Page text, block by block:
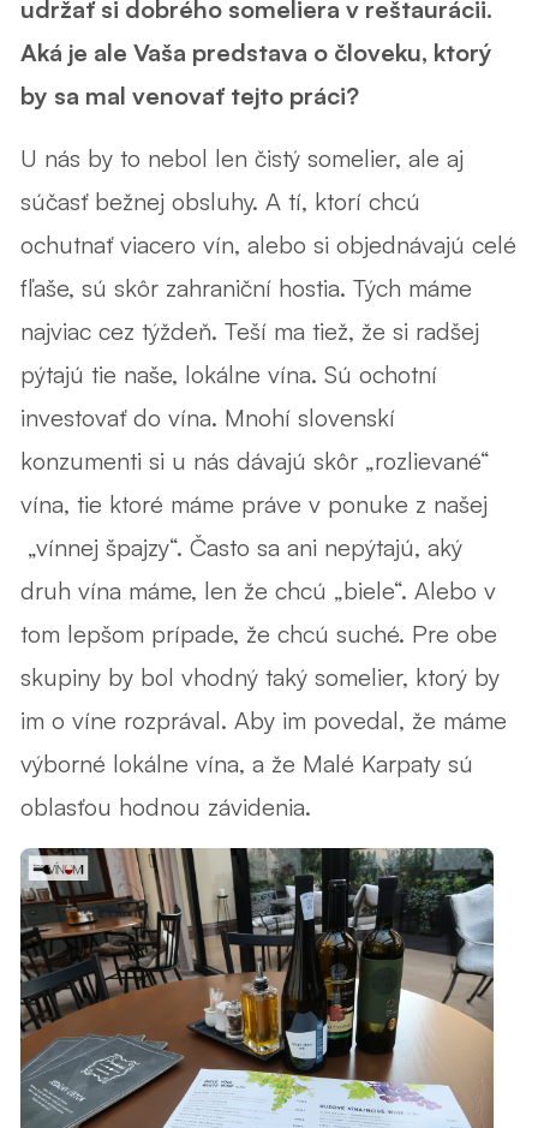
udržať si dobrého someliera v reštaurácii.
Aká je ale Vaša predstava o človeku, ktorý
by sa mal venovať tejto práci?
U nás by to nebol len čistý somelier, ale aj
súčasť bežnej obsluhy. A tí, ktorí chcú
ochutnať viacero vín, alebo si objednávajú celé
fľaše, sú skôr zahraniční hostia. Tých máme
najviac cez týždeň. Teší ma tiež, že si radšej
pýtajú tie naše, lokálne vína. Sú ochotní
investovať do vína. Mnohí slovenskí
konzumenti si u nás dávajú skôr „rozlievané“
vína, tie ktoré máme práve v ponuke z našej
„vínnej špajzy“. Často sa ani nepýtajú, aký
druh vína máme, len že chcú „biele“. Alebo v
tom lepšom prípade, že chcú suché. Pre obe
skupiny by bol vhodný taký somelier, ktorý by
im o víne rozprával. Aby im povedal, že máme
výborné lokálne vína, a že Malé Karpaty sú
oblasťou hodnou závidenia.